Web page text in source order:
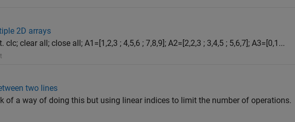
2D arrays
clear all; close all; A1=[1,2,3 ; 4,5,6 ; 7,8,9]; A2=[2,2,3 ; 3,4,5 ; 5,6,7]; A3=[0,1...
two lines
of a way of doing this but using linear indices to limit the number of operations.